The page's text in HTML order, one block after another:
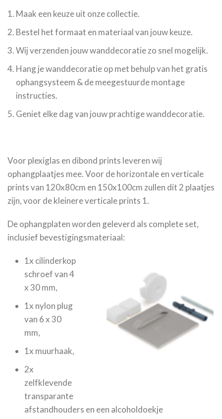
Maak een keuze uit onze collectie.
Bestel het formaat en materiaal van jouw keuze.
Wij verzenden jouw wanddecoratie zo snel mogelijk.
Hang je wanddecoratie op met behulp van het gratis
ophangsysteem & de meegestuurde montage
instructies.
Geniet elke dag van jouw prachtige wanddecoratie.
Voor plexiglas en dibond prints leveren wij
ophangplaatjes mee. Voor de horizontale en verticale
prints van 120x80cm en 150x100cm zullen dit 2 plaatjes
zijn, voor de kleinere verticale prints 1.
De ophangplaten worden geleverd als complete set,
inclusief bevestigingsmateriaal:
1x cilinderkop
schroef van 4
x 30 mm,
1x nylon plug
van 6 x 30
mm,
1x muurhaak,
2x
zelfklevende
transparante
afstandhouders en een alcoholdoekje